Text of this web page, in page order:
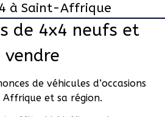
à Saint-Affrique
de 4x4 neufs et
vendre
de véhicules d’occasions
et sa région.